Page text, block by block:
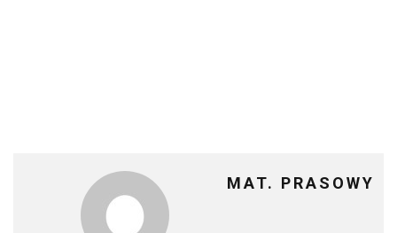
MAT. PRASOWY